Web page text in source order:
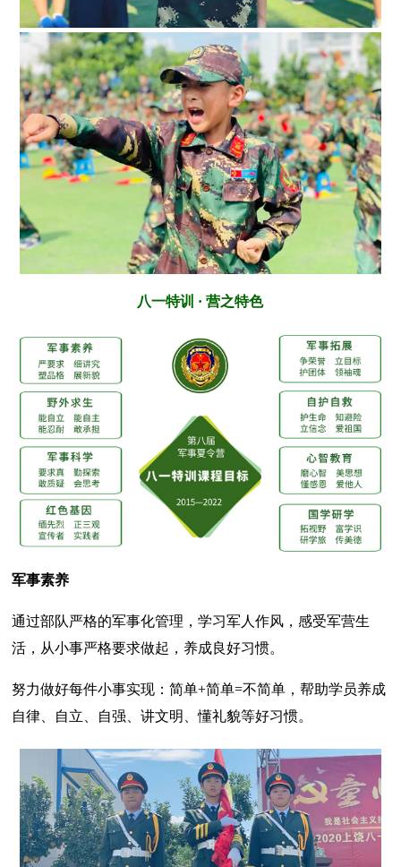
八一特训 · 营之特色
军事素养
通过部队严格的军事化管理，学习军人作风，感受军营生
活，从小事严格要求做起，养成良好习惯。
努力做好每件小事实现：简单+简单=不简单，帮助学员养成
自律、自立、自强、讲文明、懂礼貌等好习惯。